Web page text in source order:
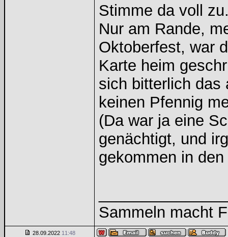
Stimme da voll
Nur am Rande,
Oktoberfest, war
Karte heim
sich bitterlich das
keinen Pfennig
(Da war ja eine
genächtigt, und
gekommen in den
Sammeln macht
28.09.2022 11:48